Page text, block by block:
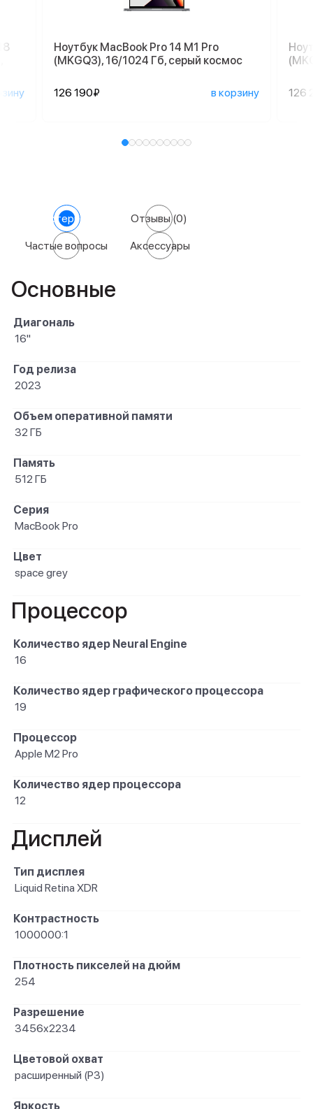
Ноутбук MacBook Pro 14 M1 Pro
(MKGQ3), 16/1024 Гб, серый космос
126 190₽ в корзину 126
Характеристики Отзывы(0)
Частые вопросы Аксессуары
Основные
Диагональ
16"
Год релиза
2023
Объем оперативной памяти
32 ГБ
Память
512 ГБ
Серия
MacBook Pro
Цвет
space grey
Процессор
Количество ядер Neural Engine
16
Количество ядер графического процессора
19
Процессор
Apple M2 Pro
Количество ядер процессора
12
Дисплей
Тип дисплея
Liquid Retina XDR
Контрастность
1000000:1
Плотность пикселей на дюйм
254
Разрешение
3456x2234
Цветовой охват
расширенный (P3)
Яркость